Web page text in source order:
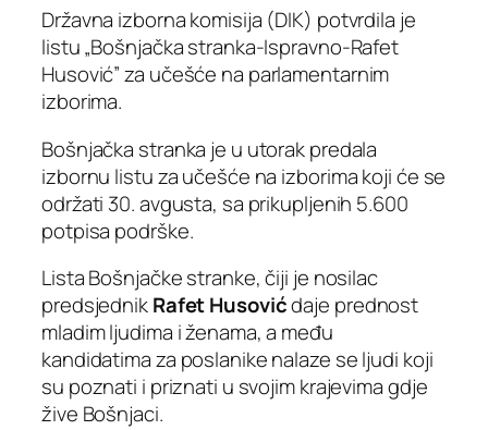
Državna izborna komisija (DIK) potvrdila je
listu „Bošnjačka stranka-Ispravno-Rafet
Husović” za učešće na parlamentarnim
izborima.
Bošnjačka stranka je u utorak predala
izbornu listu za učešće na izborima koji će se
održati 30. avgusta, sa prikupljenih 5.600
potpisa podrške.
Lista Bošnjačke stranke, čiji je nosilac
predsjednikRafet Husovićdaje prednost
mladim ljudima i ženama, a među
kandidatima za poslanike nalaze se ljudi koji
su poznati i priznati u svojim krajevima gdje
žive Bošnjaci.